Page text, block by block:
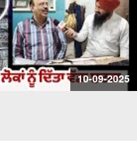
10-09-2025